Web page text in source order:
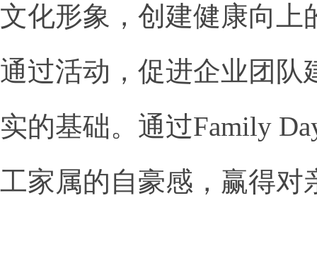
文化形象，创建健康向上
通过活动，促进企业团队
实的基础。通过Family
工家属的自豪感，赢得对